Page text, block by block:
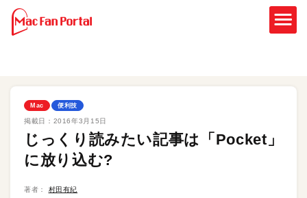
Mac 便利技
掲載日： 2016年3月15日
じっくり読みたい記事は「Pocket」
に放り込む?
著者： 村田有紀